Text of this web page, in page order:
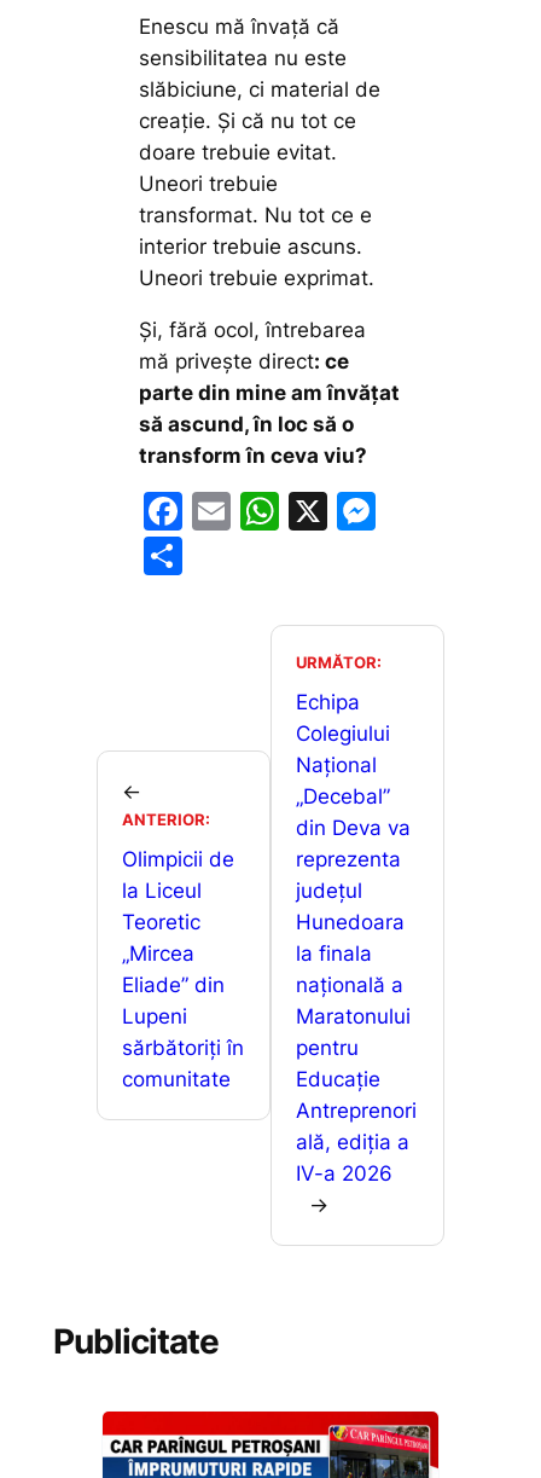
Enescu mă învață că
sensibilitatea nu este
slăbiciune, ci material de
creație. Și că nu tot ce
doare trebuie evitat.
Uneori trebuie
transformat. Nu tot ce e
interior trebuie ascuns.
Uneori trebuie exprimat.
Și, fără ocol, întrebarea
mă privește direct: ce
parte din mine am învățat
să ascund, în loc să o
transform în ceva viu?
F
o
E
W
s
A
p
p
X
s
e
g
er
z
←
ANTERIOR:
Olimpicii de
la Liceul
Teoretic
„Mircea
Eliade” din
Lupeni
sărbătoriți în
comunitate
URMĂTOR:
Echipa
Colegiului
Național
„Decebal”
din Deva va
reprezenta
județul
Hunedoara
la finala
națională a
Maratonului
pentru
Educație
Antreprenori
ală, ediția a
IV-a 2026
→
Publicitate